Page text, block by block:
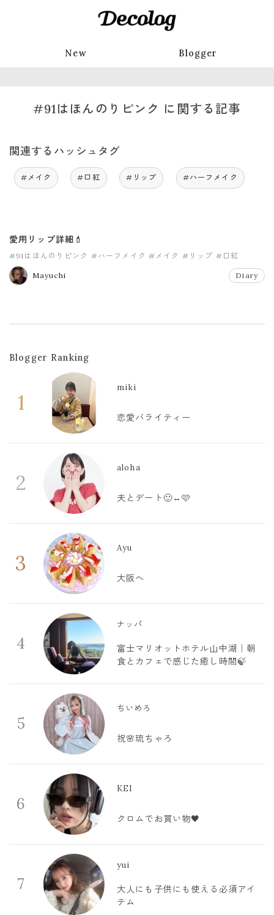
New Blogger
#91はほんのりピンク に関する記事
関連するハッシュタグ
#メイク #口紅 #リップ #ハーフメイク
愛用リップ詳細💄
#91はほんのりピンク #ハーフメイク #メイク #リップ #口紅
Mayuchi Diary
Blogger Ranking
1
miki
恋愛バライティー
2
aloha
夫とデート🙂‍↔️🩷
3
Ayu
大阪へ
4
ナッパ
富士マリオットホテル山中湖｜朝
食とカフェで感じた癒し時間🍃
5
ちいめろ
祝🌸琉ちゃろ
6
KEI
クロムでお買い物🖤
7
yui
大人にも子供にも使える必須アイ
テム